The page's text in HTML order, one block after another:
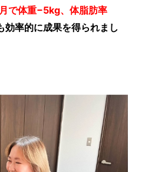
で体重−5kg、体脂肪率
効率的に成果を得られまし